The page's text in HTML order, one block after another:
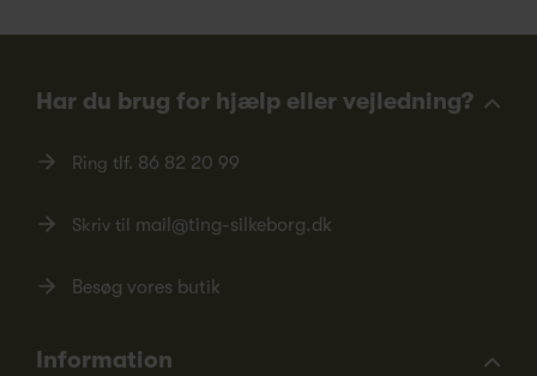
Har du brug for hjælp eller vejledning?
Ring tlf. 86 82 20 99
Skriv til mail@ting-silkeborg.dk
Besøg vores butik
Information